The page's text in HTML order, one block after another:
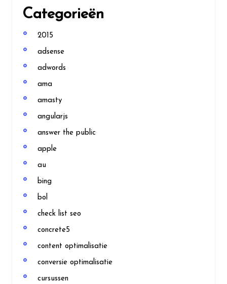
Categorieën
2015
adsense
adwords
ama
amasty
angularjs
answer the public
apple
au
bing
bol
check list seo
concrete5
content optimalisatie
conversie optimalisatie
cursussen